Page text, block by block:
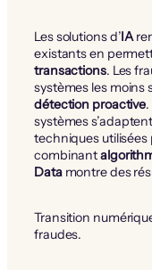
Les solutions d’IA
existants en
transactions. Les
systèmes les moins
détection proactive
systèmes
techniques utilisées
combinant
Datamontre des
Transition
fraudes.